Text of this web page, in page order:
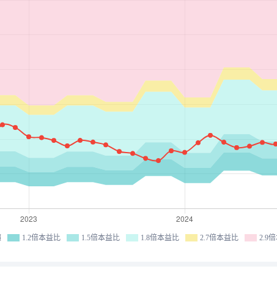
1.2倍本益比 1.5倍本益比 1.8倍本益比 2.7倍本益比 2.9